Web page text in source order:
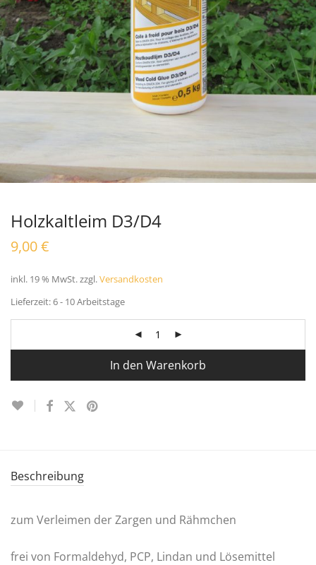
Holzkaltleim D3/D4
9,00€
inkl. 19 % MwSt.zzgl.Versandkosten
Lieferzeit:6 - 10 Arbeitstage
In den Warenkorb
Beschreibung
zum Verleimen der Zargen und Rähmchen
frei von Formaldehyd, PCP, Lindan und Lösemittel